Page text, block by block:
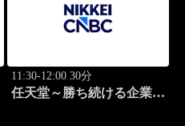
11:30-12:00 30分
任天堂～勝ち続ける企業の